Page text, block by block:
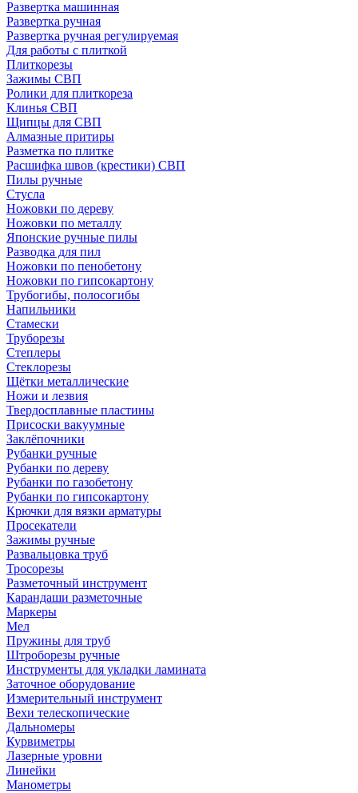
Развертка машинная
Развертка ручная
Развертка ручная регулируемая
Для работы с плиткой
Плиткорезы
Зажимы СВП
Ролики для плиткореза
Клинья СВП
Щипцы для СВП
Алмазные притиры
Разметка по плитке
Расшифка швов (крестики) СВП
Пилы ручные
Стусла
Ножовки по дереву
Ножовки по металлу
Японские ручные пилы
Разводка для пил
Ножовки по пенобетону
Ножовки по гипсокартону
Трубогибы, полосогибы
Напильники
Стамески
Труборезы
Степлеры
Стеклорезы
Щётки металлические
Ножи и лезвия
Твердосплавные пластины
Присоски вакуумные
Заклёпочники
Рубанки ручные
Рубанки по дереву
Рубанки по газобетону
Рубанки по гипсокартону
Крючки для вязки арматуры
Просекатели
Зажимы ручные
Развальцовка труб
Тросорезы
Разметочный инструмент
Карандаши разметочные
Маркеры
Мел
Пружины для труб
Штроборезы ручные
Инструменты для укладки ламината
Заточное оборудование
Измерительный инструмент
Вехи телескопические
Дальномеры
Курвиметры
Лазерные уровни
Линейки
Манометры